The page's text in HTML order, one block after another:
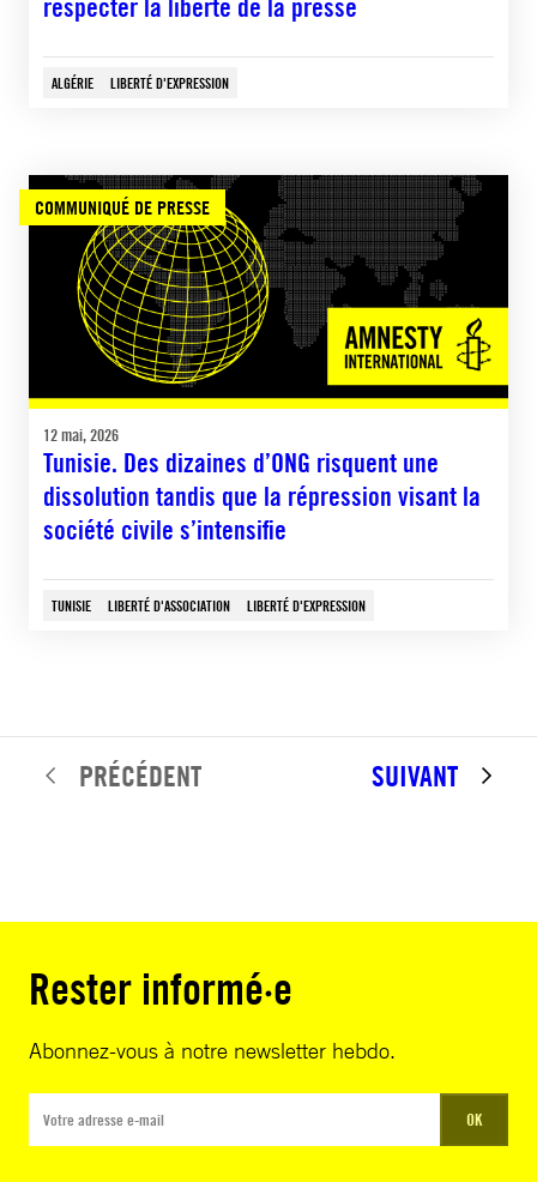
respecter la liberté de la presse
ALGÉRIE LIBERTÉ D'EXPRESSION
COMMUNIQUÉ DE PRESSE
12 mai, 2026
Tunisie. Des dizaines d’ONG risquent une
dissolution tandis que la répression visant la
société civile s’intensifie
TUNISIE LIBERTÉ D'ASSOCIATION LIBERTÉ D'EXPRESSION
PRÉCÉDENT SUIVANT
Rester informé·e
Abonnez-vous à notre newsletter hebdo.
OK